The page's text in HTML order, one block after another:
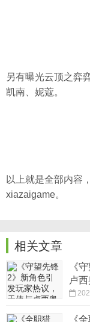
另有曝光云顶之弈
凯南、妮蔻。
以上就是全部内容
xiazaigame。
相关文章
《
卢
《